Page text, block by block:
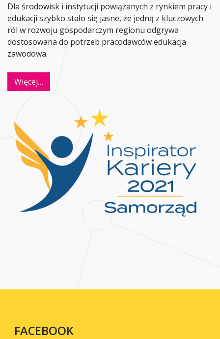
Dla środowisk i instytucji powiązanych z rynkiem pracy i
edukacji szybko stało się jasne, że jedną z kluczowych
ról w rozwoju gospodarczym regionu odgrywa
dostosowana do potrzeb pracodawców edukacja
zawodowa.
Więcej…
FACEBOOK